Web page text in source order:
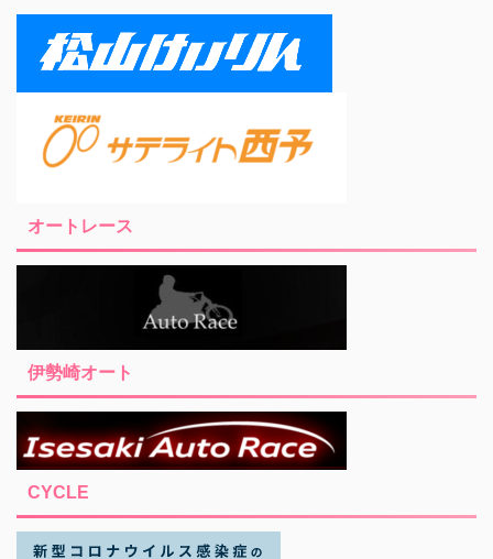
オートレース
伊勢崎オート
CYCLE